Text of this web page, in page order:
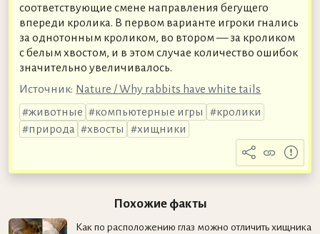
соответствующие смене направления бегущего
впереди кролика. В первом варианте игроки гнались
за однотонным кроликом, во втором — за кроликом
с белым хвостом, и в этом случае количество ошибок
значительно увеличивалось.
Источник: Nature / Why rabbits have white tails
животные
компьютерные игры
кролики
природа
хвосты хищники
Похожие факты
Как по расположению глаз можно отличить хищника